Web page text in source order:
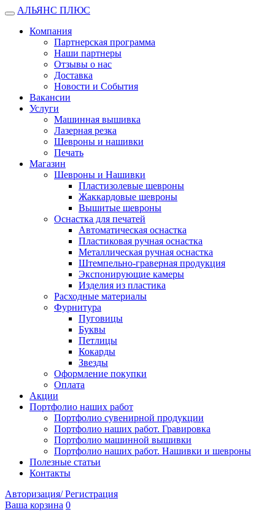
Открыть
АЛЬЯНС ПЛЮС
Компания
Партнерская программа
Наши партнеры
Отзывы о нас
Доставка
Новости и События
Вакансии
Услуги
Машинная вышивка
Лазерная резка
Шевроны и нашивки
Печать
Магазин
Шевроны и Нашивки
Пластизолевые шевроны
Жаккардовые шевроны
Вышитые шевроны
Оснастка для печатей
Автоматическая оснастка
Пластиковая ручная оснастка
Металлическая ручная оснастка
Штемпельно-граверная продукция
Экспонирующие камеры
Изделия из пластика
Расходные материалы
Фурнитура
Пуговицы
Буквы
Петлицы
Кокарды
Звезды
Оформление покупки
Оплата
Акции
Портфолио наших работ
Портфолио сувенирной продукции
Портфолио наших работ. Гравировка
Портфолио машинной вышивки
Портфолио наших работ. Нашивки и шевроны
Полезные статьи
Контакты
Авторизация/ Регистрация
Ваша корзина 0